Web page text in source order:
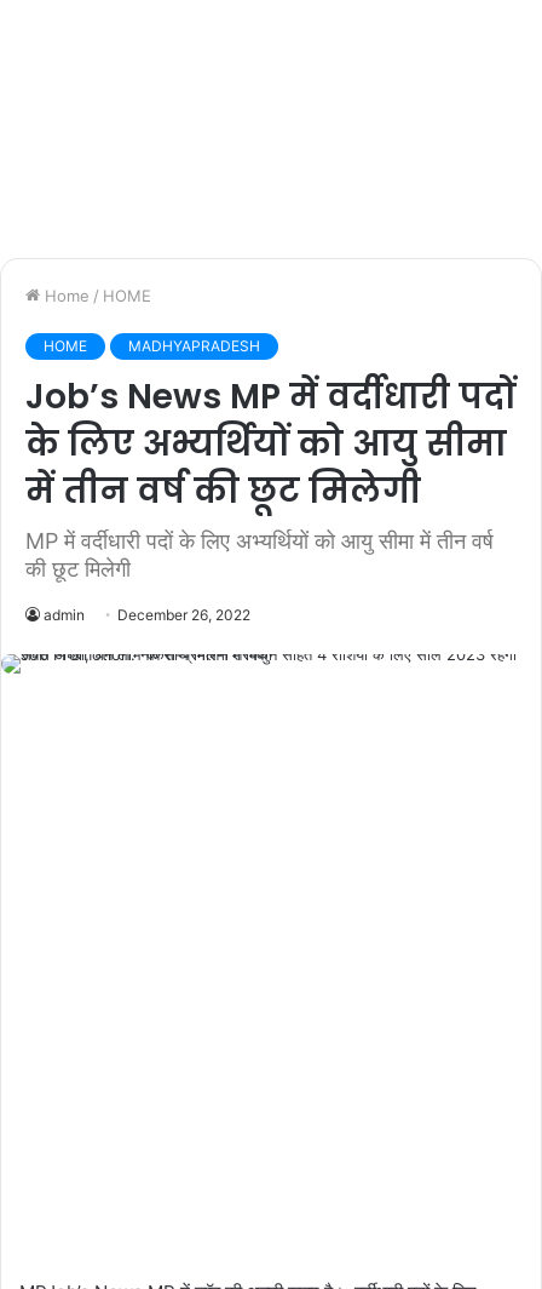
Home / HOME
HOME MADHYAPRADESH
Job’s News MP में वर्दीधारी पदों
के लिए अभ्यर्थियों को आयु सीमा
में तीन वर्ष की छूट मिलेगी
MP में वर्दीधारी पदों के लिए अभ्यर्थियों को आयु सीमा में तीन वर्ष
की छूट मिलेगी
admin December 26, 2022